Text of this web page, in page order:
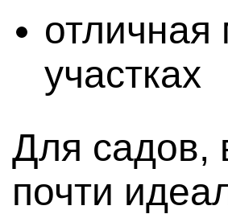
отличная
участках
Для садов,
почти